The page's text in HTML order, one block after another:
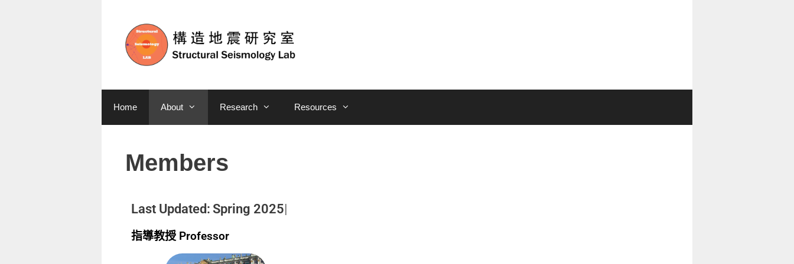
Home About Research Resources
Members
Last Updated: Spring 2025
指導教授 Professor